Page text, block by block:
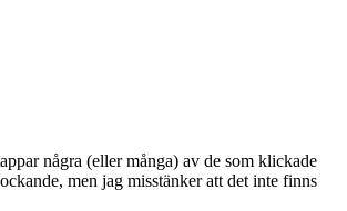
några (eller många) av de som klickade
men jag misstänker att det inte finns